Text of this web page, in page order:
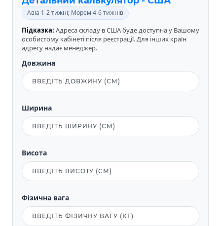
Авіа 1-2 тижні; Морем 4-6 тижнів
Підказка: Адреса складу в США буде доступна у Вашому
особистому кабінеті після реєстрації. Для інших країн
адресу надає менеджер.
Довжина
Ширина
Висота
Фізична вага